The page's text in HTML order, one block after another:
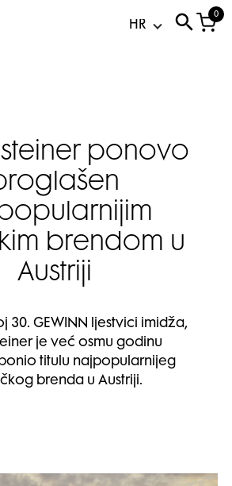
0
ponovo
brendom u
Austriji
30. GEWINN ljestvici imidža,
je već osmu godinu
titulu najpopularnijeg
brenda u Austriji.